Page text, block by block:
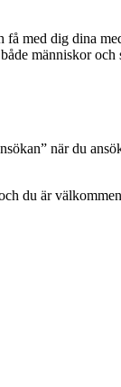
med dig dina
människor
när du
du är